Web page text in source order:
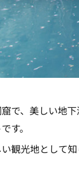
で、美しい地
す。
観光地として